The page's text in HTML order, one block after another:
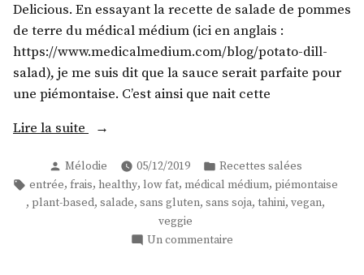
Delicious. En essayant la recette de salade de pommes
de terre du médical médium (ici en anglais :
https://www.medicalmedium.com/blog/potato-dill-
salad), je me suis dit que la sauce serait parfaite pour
une piémontaise. C’est ainsi que nait cette
Lire la suite
« Une
Vegan
! »
Publié
par
Mélodie 05/12/2019
Publié
dans
Recettes salées
Étiquettes :
entrée, frais, healthy, low fat, médical médium, piémontaise
, plant-based, salade, sans gluten, sans soja, tahini, vegan,
veggie
Un commentaire